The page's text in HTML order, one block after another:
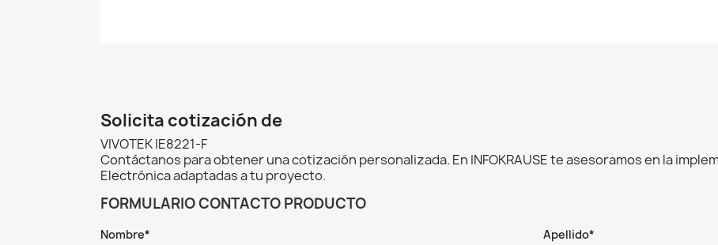
Solicita cotización de
VIVOTEK IE8221-F
Contáctanos para obtener una cotización personalizada. En INFOKRAUSE te asesoramos en la
Electrónica adaptadas a tu proyecto.
FORMULARIO CONTACTO PRODUCTO
Nombre* Apellido*